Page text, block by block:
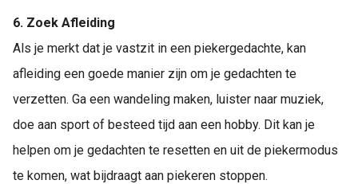
6. Zoek Afleiding
Als je merkt dat je vastzit in een piekergedachte, kan
afleiding een goede manier zijn om je gedachten te
verzetten. Ga een wandeling maken, luister naar muziek,
doe aan sport of besteed tijd aan een hobby. Dit kan je
helpen om je gedachten te resetten en uit de piekermodus
te komen, wat bijdraagt aan piekeren stoppen.